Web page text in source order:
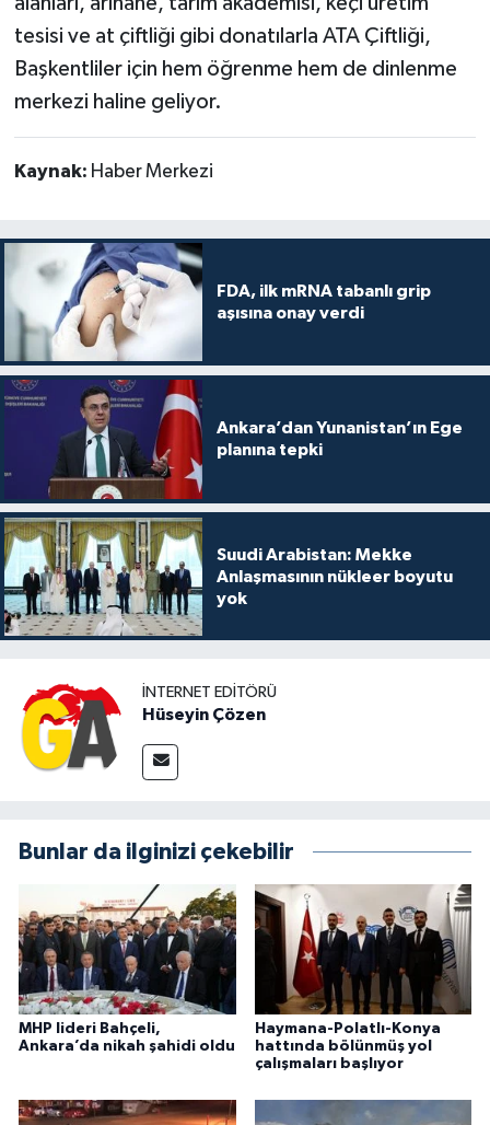
tesisi ve at çiftliği gibi donatılarla ATA Çiftliği,
Başkentliler için hem öğrenme hem de dinlenme
merkezi haline geliyor.
Kaynak: Haber Merkezi
FDA, ilk mRNA tabanlı grip
aşısına onay verdi
Ankara’dan Yunanistan’ın Ege
planına tepki
Suudi Arabistan: Mekke
Anlaşmasının nükleer boyutu
yok
İNTERNET EDITÖRÜ
Hüseyin Çözen
Bunlar da ilginizi çekebilir
MHP lideri Bahçeli,
Ankara’da nikah şahidi oldu
Haymana-Polatlı-Konya
hattında bölünmüş yol
çalışmaları başlıyor